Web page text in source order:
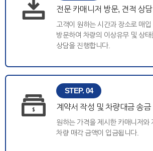
전문 카매니저 방문, 견적 상담
고객이 원하는 시간과 장소로 매
방문하여 차량의 이상유무 및 상태
상담을 진행합니다.
STEP. 04
계약서 작성 및 차량대금 송금
원하는 가격을 제시한 카매니저와
차량 매각 금액이 입금됩니다.